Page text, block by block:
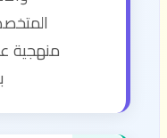
منهجية